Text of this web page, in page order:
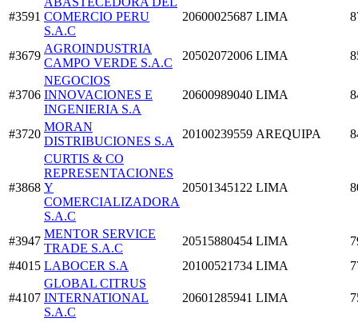
#3591 COMERCIO PERU
S.A.C
20600025687 LIMA
#3679
AGROINDUSTRIA
CAMPO VERDE S.A.C
20502072006 LIMA
#3706
NEGOCIOS
INNOVACIONES E
INGENIERIA S.A
20600989040 LIMA
#3720
MORAN
DISTRIBUCIONES S.A
20100239559 AREQUIPA
#3868
CURTIS & CO
REPRESENTACIONES
Y
COMERCIALIZADORA
S.A.C
20501345122 LIMA
#3947
MENTOR SERVICE
TRADE S.A.C
20515880454 LIMA
#4015 LABOCER S.A 20100521734 LIMA
#4107
GLOBAL CITRUS
INTERNATIONAL
S.A.C
20601285941 LIMA